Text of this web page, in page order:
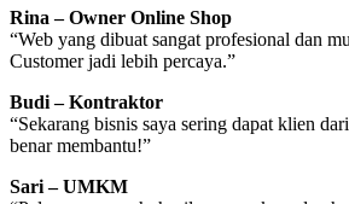
Rina – Owner Online Shop
“Web yang dibuat sangat profesional dan
Customer jadi lebih percaya.”
Budi – Kontraktor
“Sekarang bisnis saya sering dapat klien
benar membantu!”
Sari – UMKM